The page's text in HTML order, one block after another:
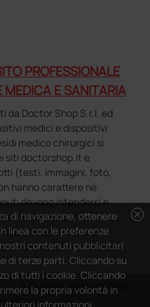
PROFESSIONALE
E SANITARIA
da Doctor Shop S.r.l. ed
medici e dispositivi
medico chirurgici si
siti doctorshop.it e
(testi, immagini, foto,
hanno carattere né
devono intendersi e
e volti
dei clienti e dei
i prodotti venduti da
- Tutti diritti riservati - P.IVA
cancel
di navigazione, ottenere
linea con le preferenze
contenuti pubblicitari
di terze parti. Cliccando su
di tutti i cookie. Cliccando
la propria volontà in